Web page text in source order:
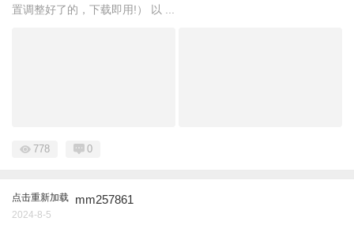
置调整好了的，下载即用!） 以 ...
778 0
点击重新加载 mm257861
2024-8-5